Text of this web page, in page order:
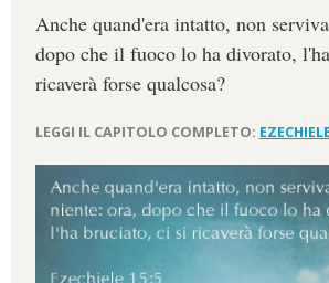
Anche quand'era intatto, non
dopo che il fuoco lo ha divorato,
ricaverà forse qualcosa?
LEGGI IL CAPITOLO COMPLETO: